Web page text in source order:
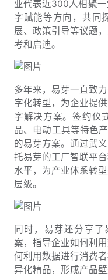
业代表近300人相聚
字赋能等方向，共同
展、政策引导等议题
考和启迪。
多年来，易芽一直致
字化转型，为企业提
字解决方案。签约仪
品、电动工具等特色
的易芽方案。通过武
托易芽的工厂智联平
水平，为产业体系转
层级。
同时，易芽还分享了
案，指导企业如何利
何利用数据进行消费
异化精品，形成产品壁